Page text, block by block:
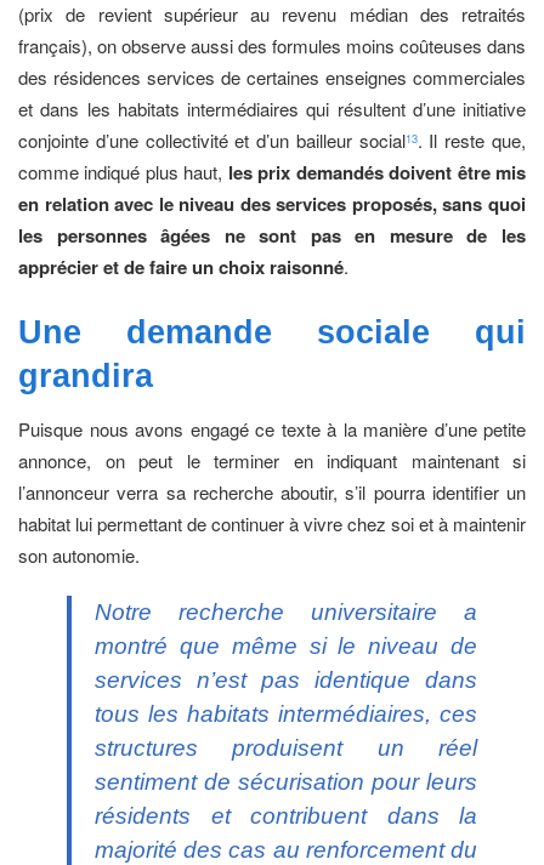
(prix de revient supérieur au revenu médian des retraités
français), on observe aussi des formules moins coûteuses dans
des résidences services de certaines enseignes commerciales
et dans les habitats intermédiaires qui résultent d’une initiative
conjointe d’une collectivité et d’un bailleur social13. Il reste que,
comme indiqué plus haut, les prix demandés doivent être mis
en relation avec le niveau des services proposés, sans quoi
les personnes âgées ne sont pas en mesure de les
apprécier et de faire un choix raisonné.
Une demande sociale qui
grandira
Puisque nous avons engagé ce texte à la manière d’une petite
annonce, on peut le terminer en indiquant maintenant si
l’annonceur verra sa recherche aboutir, s’il pourra identifier un
habitat lui permettant de continuer à vivre chez soi et à maintenir
son autonomie.
Notre recherche universitaire a
montré que même si le niveau de
services n’est pas identique dans
tous les habitats intermédiaires, ces
structures produisent un réel
sentiment de sécurisation pour leurs
résidents et contribuent dans la
majorité des cas au renforcement du